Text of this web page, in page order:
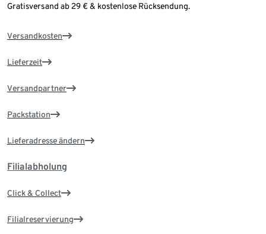
Gratisversand ab 29 € & kostenlose Rücksendung.
Versandkosten
Lieferzeit
Versandpartner
Packstation
Lieferadresse ändern
Filialabholung
Click & Collect
Filialreservierung